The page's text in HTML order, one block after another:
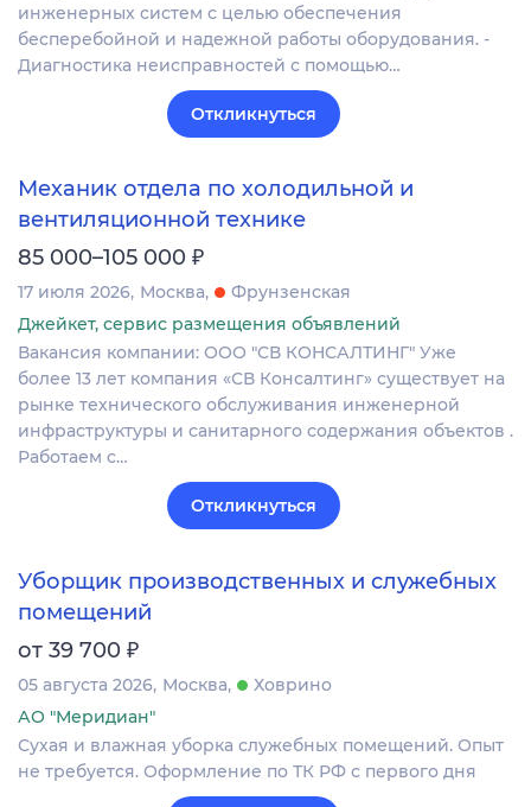
инженерных систем с целью обеспечения
бесперебойной и надежной работы оборудования. -
Диагностика неисправностей с помощью…
Откликнуться
Механик отдела по холодильной и
вентиляционной технике
85 000–105 000 ₽
17 июля 2026 Москва
Фрунзенская
Джейкет, сервис размещения объявлений
Вакансия компании: ООО "СВ КОНСАЛТИНГ" Уже
более 13 лет компания «СВ Консалтинг» существует на
рынке технического обслуживания инженерной
инфраструктуры и санитарного содержания объектов .
Работаем с…
Откликнуться
Уборщик производственных и служебных
помещений
от 39 700 ₽
05 августа 2026 Москва
Ховрино
АО "Меридиан"
Сухая и влажная уборка служебных помещений. Опыт
не требуется. Оформление по ТК РФ с первого дня